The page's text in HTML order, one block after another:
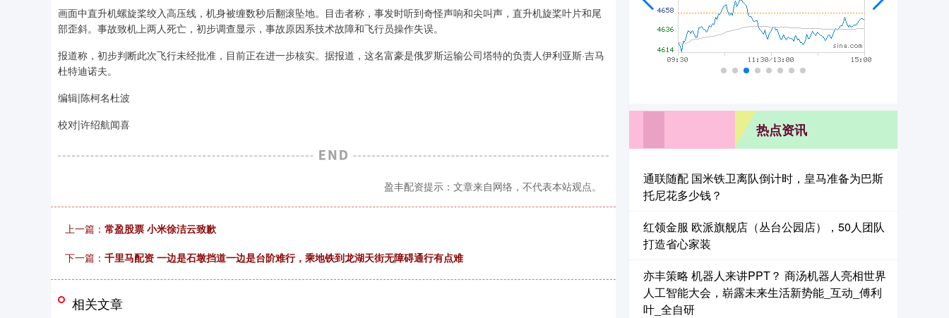
画面中直升机螺旋桨绞入高压线，机身被缠数秒后翻滚坠地。目击者称，事发时听到奇怪声响和尖叫声，直升机旋桨叶片和尾
部歪斜。事故致机上两人死亡，初步调查显示，事故原因系技术故障和飞行员操作失误。
报道称，初步判断此次飞行未经批准，目前正在进一步核实。据报道，这名富豪是俄罗斯运输公司塔特的负责人伊利亚斯·吉马
杜特迪诺夫。
编辑|陈柯名杜波
校对|许绍航闻喜
盈丰配资提示：文章来自网络，不代表本站观点。
上一篇： 常盈股票 小米徐洁云致歉
下一篇： 千里马配资 一边是石墩挡道一边是台阶难行，乘地铁到龙湖天街无障碍通行有点难
相关文章
热点资讯
通联随配 国米铁卫离队倒计时，皇马准备为巴斯
托尼花多少钱？
红领金服 欧派旗舰店（丛台公园店），50人团队
打造省心家装
亦丰策略 机器人来讲PPT？ 商汤机器人亮相世界
人工智能大会，崭露未来生活新势能_互动_傅利
叶_全自研